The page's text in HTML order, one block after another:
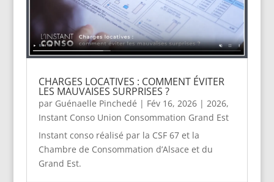
CHARGES LOCATIVES : COMMENT ÉVITER
LES MAUVAISES SURPRISES ?
par Guénaelle Pinchedé | Fév 16, 2026| 2026,
Instant Conso Union Consommation Grand Est
Instant conso réalisé par la CSF 67 et la
Chambre de Consommation d’Alsace et du
Grand Est.